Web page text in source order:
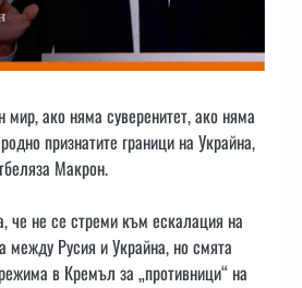
ако няма суверенитет, ако няма
признатите граници на Украйна,
Макрон.
че не се стреми към ескалация на
между Русия и Украйна, но смята
в Кремъл за „противници“ на